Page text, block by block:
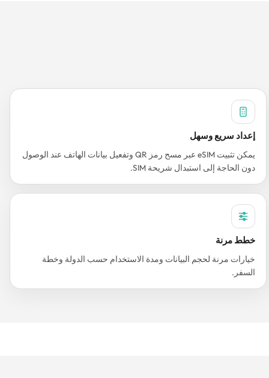
إعداد سريع وسهل
يمكن تثبيت eSIM عبر مسح رمز QR وتفعيل بيانات الهاتف عند الوصول
دون الحاجة إلى استبدال شريحة SIM.
خطط مرنة
خيارات مرنة لحجم البيانات ومدة الاستخدام حسب الدولة وخطة
السفر.